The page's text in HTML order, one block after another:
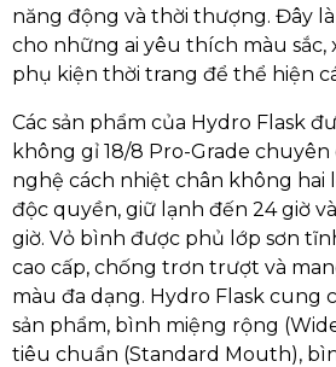
năng động và thời thượng. Đây
cho những ai yêu thích màu
phụ kiện thời trang để thể hiện
Các sản phẩm của Hydro Flask
không gỉ 18/8 Pro-Grade
nghệ cách nhiệt chân không hai
độc quyền, giữ lạnh đến 24 giờ
giờ. Vỏ bình được phủ lớp sơn
cao cấp, chống trơn trượt và
màu đa dạng. Hydro Flask cung
sản phẩm, bình miệng rộng
tiêu chuẩn (Standard Mouth),